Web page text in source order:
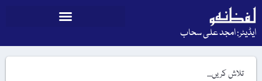
ایڈیٹر: امجد علی سحاب